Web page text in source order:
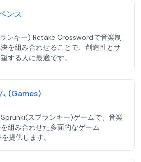
ンス
ンキー) Retake Crosswordで音楽制
を組み合わせることで、創造性とサ
する人に最適です。
(Games)
スプランキー)ゲームで、音楽
組み合わせた多面的なゲーム
提供します。